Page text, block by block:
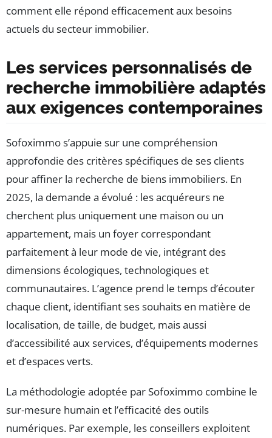
comment elle répond efficacement aux besoins
actuels du secteur immobilier.
Les services personnalisés de
recherche immobilière adaptés
aux exigences contemporaines
Sofoximmo s’appuie sur une compréhension
approfondie des critères spécifiques de ses clients
pour affiner la recherche de biens immobiliers. En
2025, la demande a évolué : les acquéreurs ne
cherchent plus uniquement une maison ou un
appartement, mais un foyer correspondant
parfaitement à leur mode de vie, intégrant des
dimensions écologiques, technologiques et
communautaires. L’agence prend le temps d’écouter
chaque client, identifiant ses souhaits en matière de
localisation, de taille, de budget, mais aussi
d’accessibilité aux services, d’équipements modernes
et d’espaces verts.
La méthodologie adoptée par Sofoximmo combine le
sur-mesure humain et l’efficacité des outils
numériques. Par exemple, les conseillers exploitent